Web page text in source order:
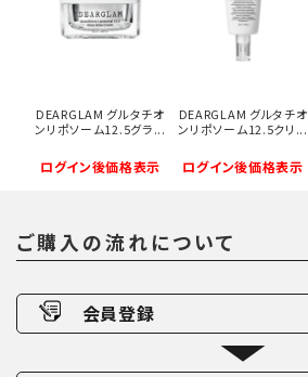
DEARGLAM グルタチオ
ンリポソーム12.5グラ...
ログイン後価格表示
DEARGLAM グルタチオ
ンリポソーム12.5クリ...
ログイン後価格表示
ご購入の流れについて
会員登録